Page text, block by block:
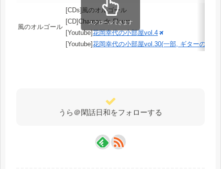
風のオルゴール
[CDs]風のオルゴール
[CD]Champs de Fleurs
[Youtube]花岡幸代の小部屋vol.4
[Youtube]花岡幸代の小部屋vol.30(一部, ギターの試奏)
スクロールできます
うら＠閑話日和をフォローする